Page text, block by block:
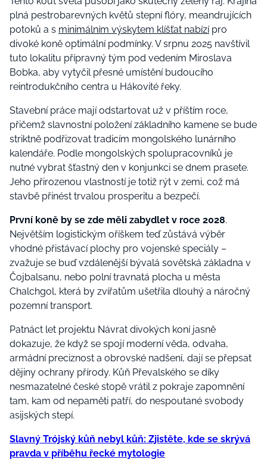
plná pestrobarevných květů stepní flóry, meandrujících
potoků a s minimálním výskytem klíšťat nabízípro
divoké koně optimální podmínky. V srpnu 2025 navštívil
tuto lokalitu přípravný tým pod vedením Miroslava
Bobka, aby vytyčil přesné umístění budoucího
reintrodukčního centra u Hákovité řeky.
Stavební práce mají odstartovat už v příštím roce,
přičemž slavnostní položení základního kamene se bude
striktně podřizovat tradicím mongolského lunárního
kalendáře. Podle mongolských spolupracovníků je
nutné vybrat šťastný den v konjunkci se dnem prasete.
Jeho přirozenou vlastností je totiž rýt v zemi, což má
stavbě přinést trvalou prosperitu a bezpečí.
První koně by se zde měli zabydlet v roce 2028.
Největším logistickým oříškem teď zůstává výběr
vhodné přistávací plochy pro vojenské speciály –
zvažuje se buď vzdálenější bývalá sovětská základna v
Čojbalsanu, nebo polní travnatá plocha u města
Chalchgol, která by zvířatům ušetřila dlouhý a náročný
pozemní transport.
Patnáct let projektu Návrat divokých koní jasně
dokazuje, že když se spojí moderní věda, odvaha,
armádní preciznost a obrovské nadšení, dají se přepsat
dějiny ochrany přírody. Kůň Převalského se díky
nesmazatelné české stopě vrátil z pokraje zapomnění
tam, kam od nepaměti patří, do nespoutané svobody
asijských stepí.
Slavný Trójský kůň nebyl kůň: Zjistěte, kde se skrývá
pravda v příběhu řecké mytologie